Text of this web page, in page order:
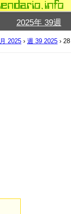
2025年 39週
2025 ›週 39 2025 ›